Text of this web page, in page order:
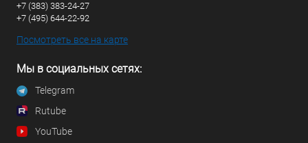
+7 (383) 383-24-27
+7 (495) 644-22-92
Посмотреть все на карте
Мы в социальных сетях:
Telegram
Rutube
YouTube